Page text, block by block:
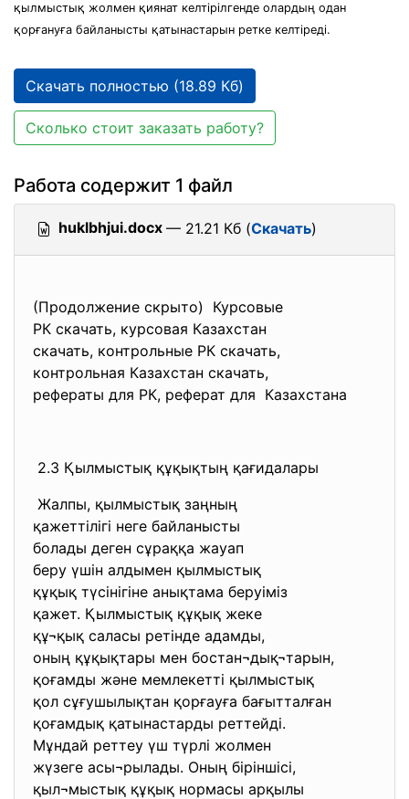
қылмыстық жолмен қиянат келтірілгенде олардың одан
қорғануға байланысты қатынастарын ретке келтіреді.
Скачать полностью (18.89 Кб)
Сколько стоит заказать работу?
Работа содержит 1 файл
huklbhjui.docx — 21.21 Кб (Скачать)
(Продолжение скрыто) Курсовые
РК скачать, курсовая Казахстан
скачать, контрольные РК скачать,
контрольная Казахстан скачать,
рефераты для РК, реферат для Казахстана
2.3 Қылмыстық құқықтың қағидалары
Жалпы, қылмыстық заңның
қажеттілігі неге байланысты
болады деген сұраққа жауап
беру үшін алдымен қылмыстық
құқық түсінігіне анықтама беруіміз
қажет. Қылмыстық құқық жеке
құ¬қық саласы ретінде адамды,
оның құқықтары мен бостан¬дық¬тарын,
қоғамды және мемлекетті қылмыстық
қол сұғушылықтан қорғауға бағытталған
қоғамдық қатынастарды реттейді.
Мұндай реттеу үш түрлі жолмен
жүзеге асы¬рылады. Оның біріншісі,
қыл¬мыстық құқық нормасы арқылы